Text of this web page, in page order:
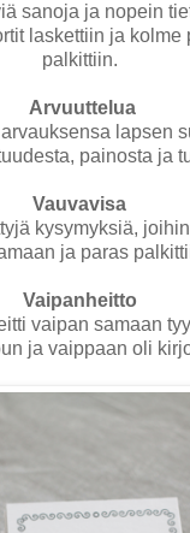
sanoja ja nopein
laskettiin ja kolme
palkittiin.
Arvuuttelua
lapsen
painosta ja
Vauvavisa
kysymyksiä,
ja paras
Vaipanheitto
vaipan samaan
ja vaippaan oli